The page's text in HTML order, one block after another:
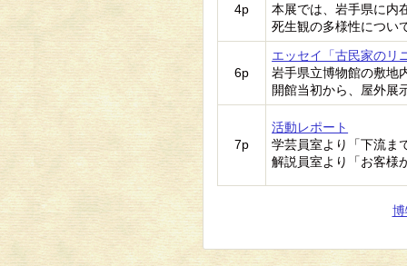
4p
本展では、岩手県に内
死生観の多様性につい
6p
エッセイ「古民家のリ
岩手県立博物館の敷地
開館当初から、屋外展
7p
活動レポート
学芸員室より「下流ま
解説員室より「お客様